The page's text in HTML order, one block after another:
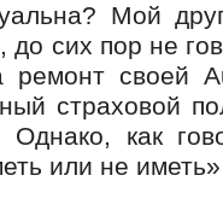
Мой
сих пор не
ремонт своей
страховой
как
или не